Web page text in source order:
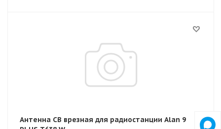
Антенна CB врезная для радиостанции Alan 9